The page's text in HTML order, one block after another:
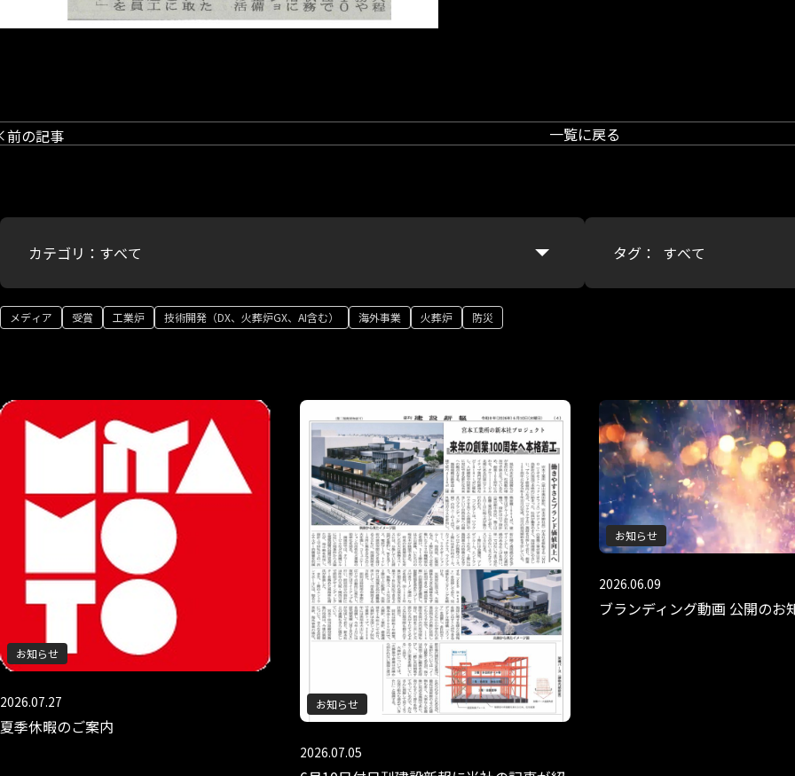
前の記事 一覧に戻る
カテゴリ： タグ：
メディア 受賞 工業炉 技術開発（DX、火葬炉GX、AI含む） 海外事業 火葬炉 防災
お知らせ
2026.07.27
夏季休暇のご案内
お知らせ
2026.07.05
お知らせ
2026.06.09
ブランディング動画 公開のお